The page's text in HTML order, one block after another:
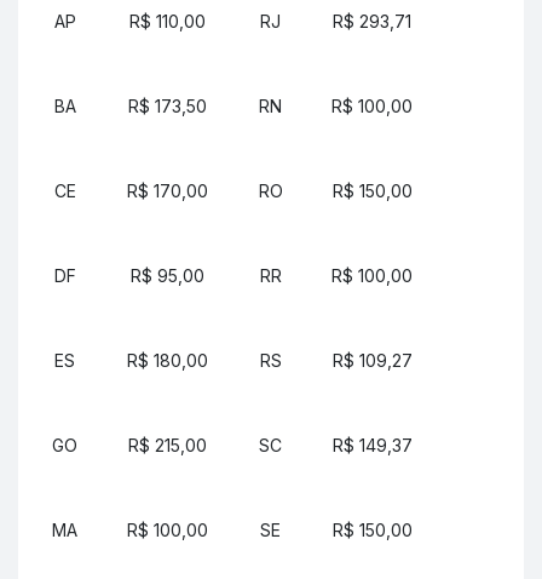
AP R$ 110,00 RJ R$ 293,71
BA R$ 173,50 RN R$ 100,00
CE R$ 170,00 RO R$ 150,00
DF R$ 95,00 RR R$ 100,00
ES R$ 180,00 RS R$ 109,27
GO R$ 215,00 SC R$ 149,37
MA R$ 100,00 SE R$ 150,00